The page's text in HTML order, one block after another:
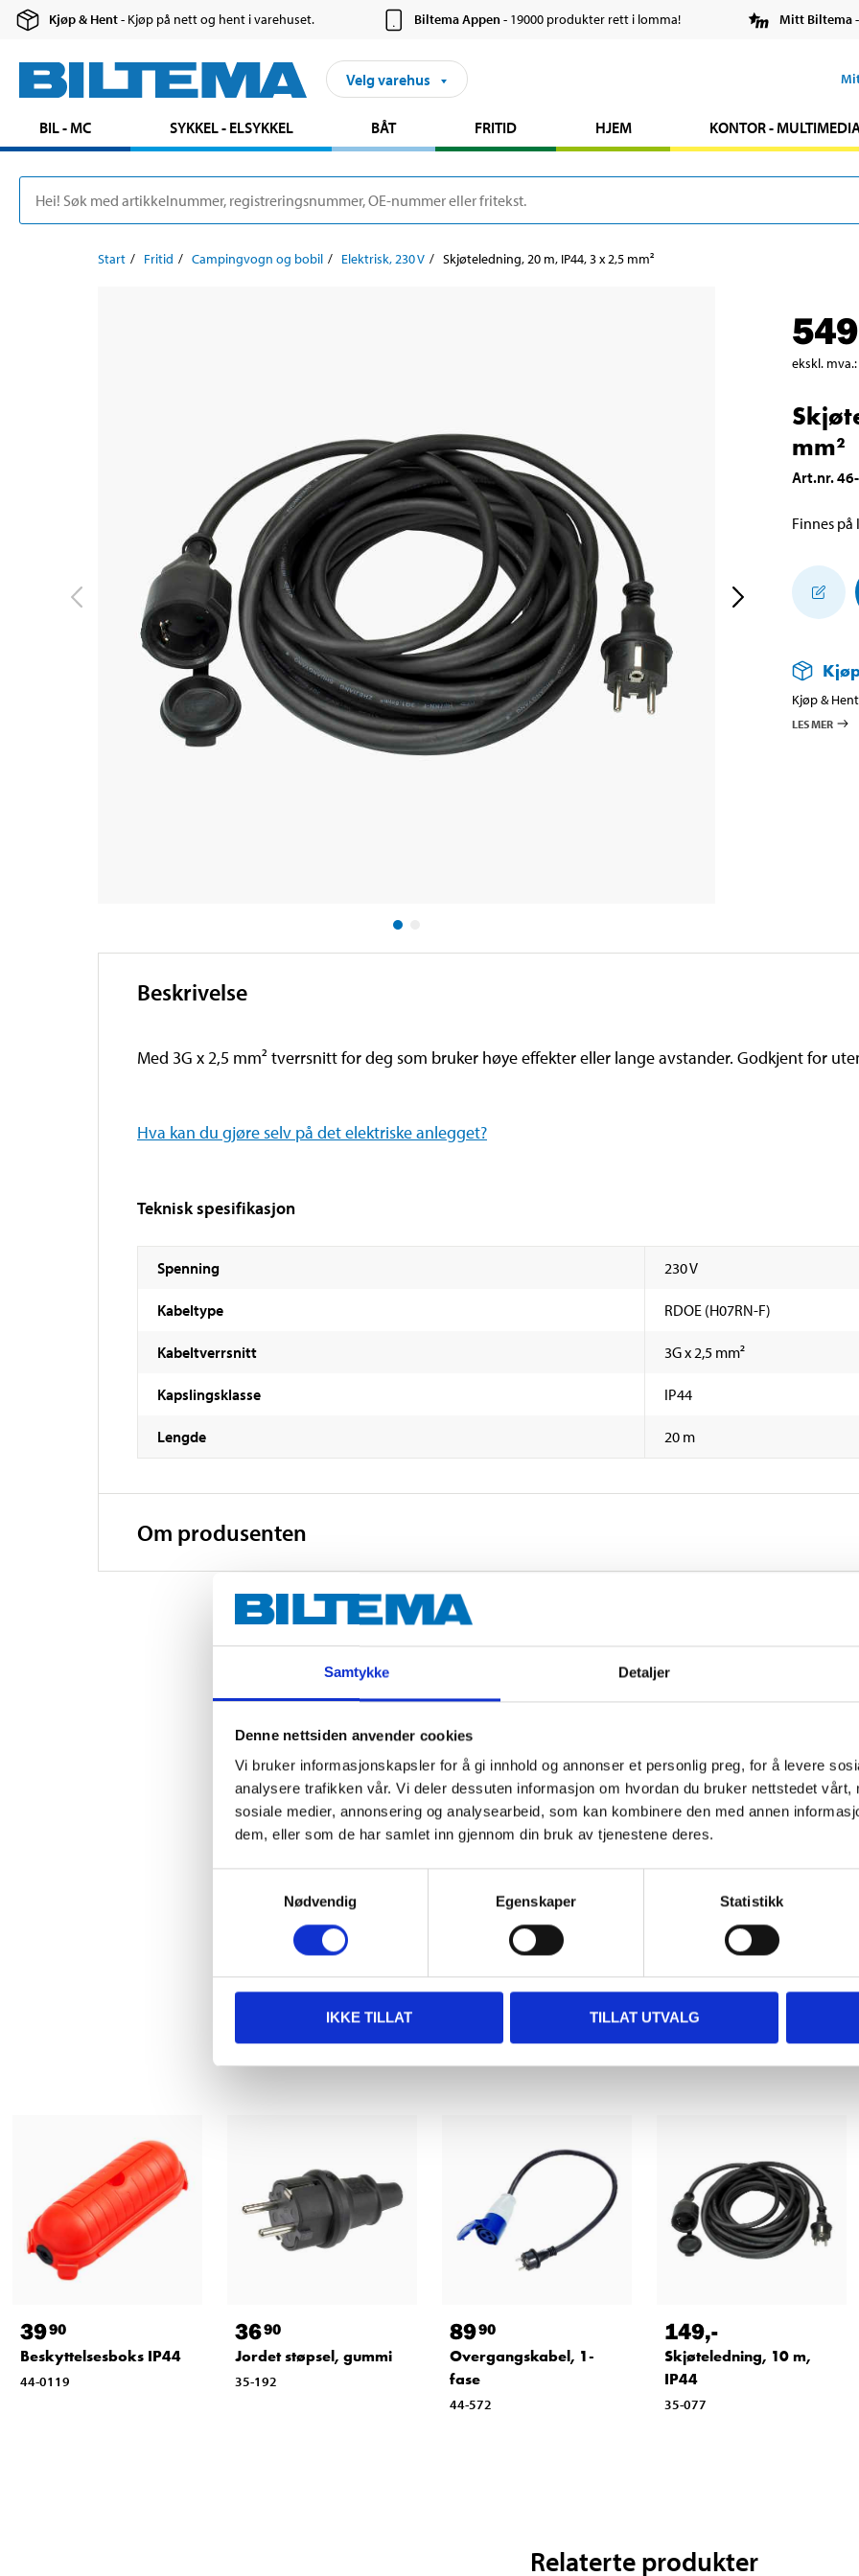
Samtykke Detaljer
Denne nettsiden anvender cookies
Vi bruker informasjonskapsler for å gi innhold og annonser et personlig preg, for å levere
analysere trafikken vår. Vi deler dessuten informasjon om hvordan du bruker nettstedet vårt,
sosiale medier, annonsering og analysearbeid, som kan kombinere den med annen
dem, eller som de har samlet inn gjennom din bruk av tjenestene deres.
Nødvendig
Egenskaper Statistikk
IKKE TILLAT TILLAT UTVALG
Kjøp & Hent- Kjøp på nett og hent i varehuset. Biltema Appen- 19000 produkter rett i lomma! Mitt Biltema
Velg varehus
BIL - MC SYKKEL - ELSYKKEL BÅT FRITID HJEM KONTOR -
Start Fritid Campingvogn og bobil Elektrisk, 230 V Skjøteledning, 20 m, IP44, 3 x 2,5 mm²
549
ekskl. mva.:
mm²
Art.nr.
Finnes på
Kjøp &
LES MER
Beskrivelse
Med 3G x 2,5 mm² tverrsnitt for deg som bruker høye effekter eller lange avstander. Godkjent for
Hva kan du gjøre selv på det elektriske anlegget?
Teknisk spesifikasjon
Spenning 230 V
Kabeltype RDOE (H07RN-F)
Kabeltverrsnitt 3G x 2,5 mm²
Kapslingsklasse IP44
Lengde 20 m
Om produsenten
Andre kunder har også kjøpt
3990
Beskyttelsesboks IP44
44-0119
3690
Jordet støpsel, gummi
35-192
8990
Overgangskabel, 1-
fase
44-572
149,-
Skjøteledning, 10 m,
IP44
35-077
Relaterte produkter